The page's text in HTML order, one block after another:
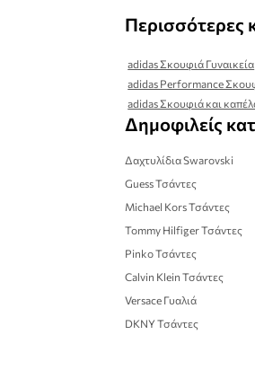
Περισσότερες
adidas Σκουφιά Γυναικεία
adidas Performance
adidas Σκουφιά και
Δημοφιλείς
Δαχτυλίδια Swarovski
Guess Τσάντες
Michael Kors Τσάντες
Tommy Hilfiger Τσάντες
Pinko Τσάντες
Calvin Klein Τσάντες
Versace Γυαλιά
DKNY Τσάντες